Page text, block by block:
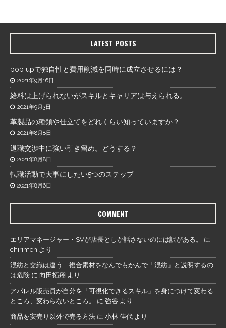
LATEST POSTS
pop upで独自性と費用削減を同時に成立させるには？
2021年9月16日
給料は上げられないがスキルとキャリアは与えられる。
2021年9月3日
革製品の種類や仕立てをどれくらい知っていますか？
2021年8月8日
退職交渉中に強い引き留め。どうする？
2021年8月8日
転職活動で大事にしたい5つのステップ
2021年8月6日
COMMENT
エリアマネージャー・SVが店長としか話さないのには訳がある。
に
chirimen より
混紡と交織は違う 複合素材をなんでもかんで「混紡」と説明するの
は危険 に 向田拓翔 より
アパレル販売員が自分を「可視化できるスキル」を身につけて変わる
ところ、変わらないところ。
に 強谷 より
商品を安売り以外で売る方法 に 小林 佳代 より